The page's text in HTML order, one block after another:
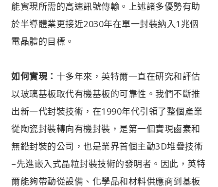
能實現所需的高速訊號傳輸。上述諸多優勢有助
於半導體業更接近2030年在單一封裝納入1兆個
電晶體的目標。
如何實現： 十多年來，英特爾一直在研究和評估
以玻璃基板取代有機基板的可靠性。我們不斷推
出新一代封裝技術，在1990年代引領了整個產業
從陶瓷封裝轉向有機封裝，是第一個實現鹵素和
無鉛封裝的公司，也是業界首個主動3D堆疊技術
–先進嵌入式晶粒封裝技術的發明者。因此，英特
爾能夠帶動從設備、化學品和材料供應商到基板